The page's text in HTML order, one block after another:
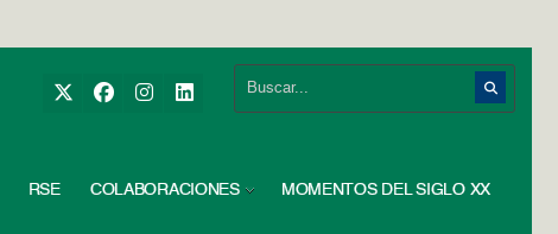
RSE COLABORACIONES MOMENTOS DEL SIGLO XX